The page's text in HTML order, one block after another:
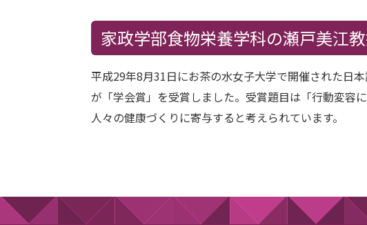
家政学部食物栄養学科の瀬戸美江
平成29年8月31日にお茶の水女子大学で開催された日
が「学会賞」を受賞しました。受賞題目は「行動変容
人々の健康づくりに寄与すると考えられています。